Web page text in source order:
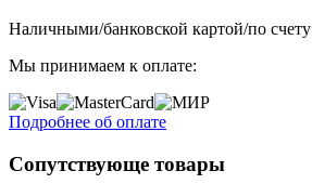
Наличными/банковской картой/по счету
Мы принимаем к оплате:
Подробнее об оплате
Сопутствующе товары